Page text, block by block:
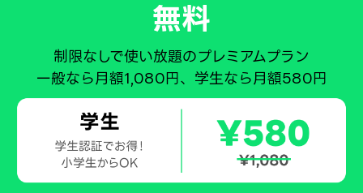
無料
制限なしで使い放題のプレミアムプラン
一般なら月額1,080円、学生なら月額580円